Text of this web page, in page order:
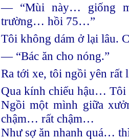
— “Mùi này… giống
trường… hồi 75…”
Tôi không dám ở lại lâu.
— “Bác ăn cho nóng.”
Ra tới xe, tôi ngồi yên rất
Qua kính chiếu hậu…
Ngồi một mình giữa
chậm… rất chậm…
Như sợ ăn nhanh quá…